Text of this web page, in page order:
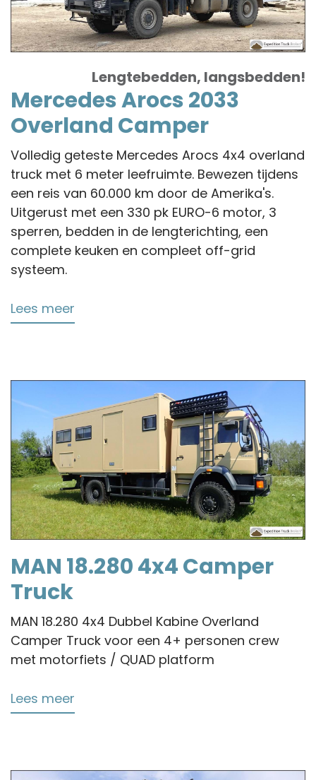
Lengtebedden, langsbedden!
Mercedes Arocs 2033
Overland Camper
Volledig geteste Mercedes Arocs 4x4 overland
truck met 6 meter leefruimte. Bewezen tijdens
een reis van 60.000 km door de Amerika's.
Uitgerust met een 330 pk EURO-6 motor, 3
sperren, bedden in de lengterichting, een
complete keuken en compleet off-grid
systeem.
Lees meer
Overland
Camper
MAN 18.280 4x4 Camper
Truck
MAN 18.280 4x4 Dubbel Kabine Overland
Camper Truck voor een 4+ personen crew
met motorfiets / QUAD platform
Lees meer
Camper